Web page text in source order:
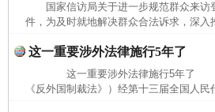
国家信访局关于进一步规范群众来
件，为及时就地解决群众合法诉求，深
这一重要涉外法律施行5年了
这一重要涉外法律施行5年了
《反外国制裁法》）经第十三届全国人